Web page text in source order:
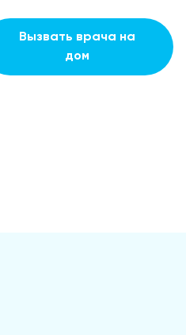
Вызвать врача на
дом